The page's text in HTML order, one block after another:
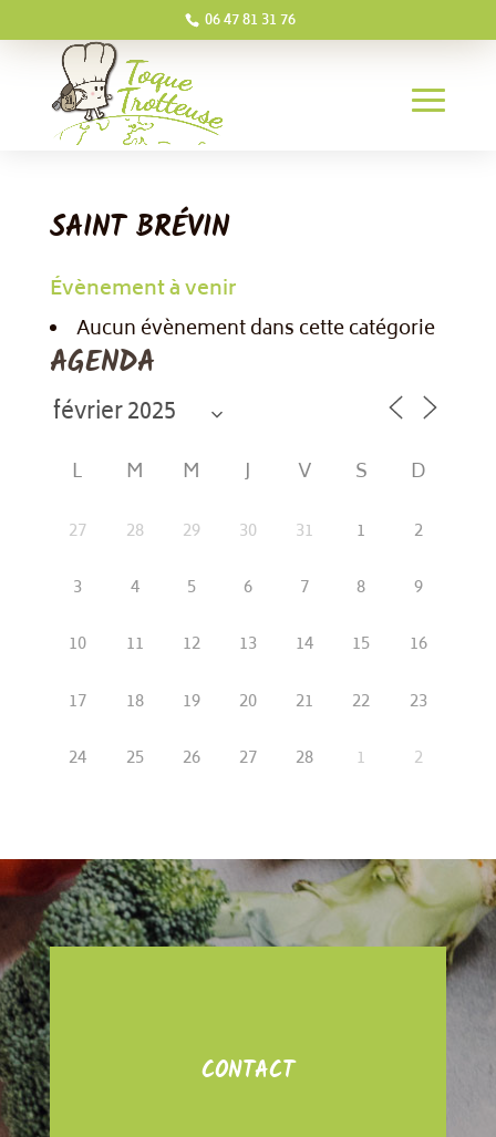
06 47 81 31 76
SAINT BRÉVIN
Évènement à venir
Aucun évènement dans cette catégorie
AGENDA
L M M J V S D
27 28 29 30 31 1
2
3
4 5 6 7 8
9
10
11 12 13 14 15
16
17
18 19 20 21 22
23
24
25 26 27 28 1 2
CONTACT